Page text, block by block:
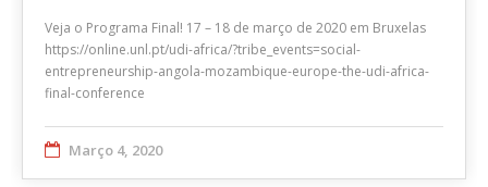
Veja o Programa Final! 17 – 18 de março de 2020 em Bruxelas
https://online.unl.pt/udi-africa/?tribe_events=social-
entrepreneurship-angola-mozambique-europe-the-udi-africa-
final-conference
Março 4, 2020